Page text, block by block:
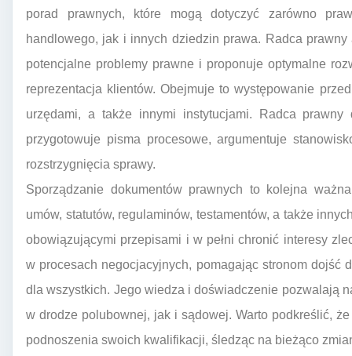
porad prawnych, które mogą dotyczyć zarówno
handlowego, jak i innych dziedzin prawa. Radca
potencjalne problemy prawne i proponuje optymalne
reprezentacja klientów. Obejmuje to występowanie
urzędami, a także innymi instytucjami. Radca prawny
przygotowuje pisma procesowe, argumentuje
rozstrzygnięcia sprawy.
Sporządzanie dokumentów prawnych to kolejna
umów, statutów, regulaminów, testamentów, a także
obowiązującymi przepisami i w pełni chronić interesy
w procesach negocjacyjnych, pomagając stronom dojść
dla wszystkich. Jego wiedza i doświadczenie pozwalają
w drodze polubownej, jak i sądowej. Warto podkreślić,
podnoszenia swoich kwalifikacji, śledząc na bieżąco